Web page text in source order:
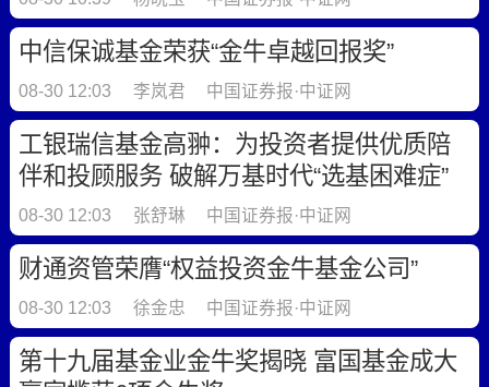
中信保诚基金荣获“金牛卓越回报奖”
08-30 12:03 李岚君 中国证券报·中证网
工银瑞信基金高翀：为投资者提供优质陪
伴和投顾服务 破解万基时代“选基困难症”
08-30 12:03 张舒琳 中国证券报·中证网
财通资管荣膺“权益投资金牛基金公司”
08-30 12:03 徐金忠 中国证券报·中证网
第十九届基金业金牛奖揭晓 富国基金成大